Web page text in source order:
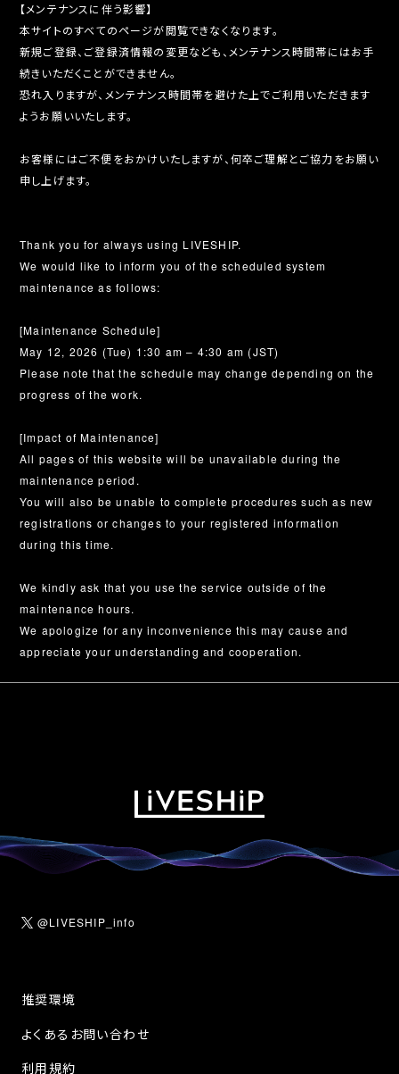
【メンテナンスに伴う影響】
本サイトのすべてのページが閲覧できなくなります。
新規ご登録、ご登録済情報の変更なども、メンテナンス時間帯にはお手
続きいただくことができません。
恐れ入りますが、メンテナンス時間帯を避けた上でご利用いただきます
ようお願いいたします。
お客様にはご不便をおかけいたしますが、何卒ご理解とご協力をお願い
申し上げます。
Thank you for always using LIVESHIP.
We would like to inform you of the scheduled system
maintenance as follows:
[Maintenance Schedule]
May 12, 2026 (Tue) 1:30 am – 4:30 am (JST)
Please note that the schedule may change depending on the
progress of the work.
[Impact of Maintenance]
All pages of this website will be unavailable during the
maintenance period.
You will also be unable to complete procedures such as new
registrations or changes to your registered information
during this time.
We kindly ask that you use the service outside of the
maintenance hours.
We apologize for any inconvenience this may cause and
appreciate your understanding and cooperation.
@LIVESHIP_info
推奨環境
よくあるお問い合わせ
利用規約